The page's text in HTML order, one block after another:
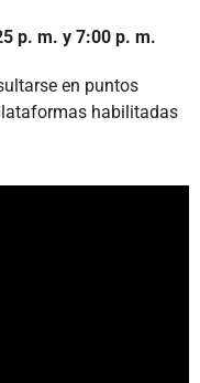
p. m. y 7:00 p. m.
en puntos
habilitadas